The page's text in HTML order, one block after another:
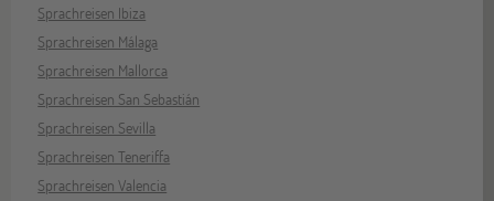
Sprachreisen Ibiza
Sprachreisen Málaga
Sprachreisen Mallorca
Sprachreisen San Sebastián
Sprachreisen Sevilla
Sprachreisen Teneriffa
Sprachreisen Valencia